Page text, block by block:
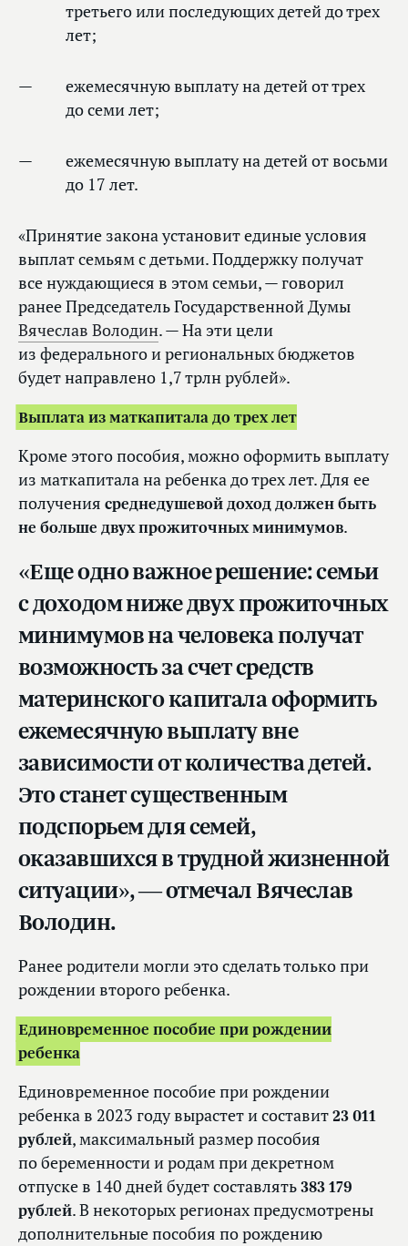
третьего или последующих детей до трех
лет;
ежемесячную выплату на детей от трех
до семи лет;
ежемесячную выплату на детей от восьми
до 17 лет.
«Принятие закона установит единые условия
выплат семьям с детьми. Поддержку получат
все нуждающиеся в этом семьи, — говорил
ранее Председатель Государственной Думы
Вячеслав Володин. — На эти цели
из федерального и региональных бюджетов
будет направлено 1,7 трлн рублей».
Выплата из маткапитала до трех лет
Кроме этого пособия, можно оформить выплату
из маткапитала на ребенка до трех лет. Для ее
получения среднедушевой доход должен быть
не больше двух прожиточных минимумов.
«Еще одно важное решение: семьи
с доходом ниже двух прожиточных
минимумов на человека получат
возможность за счет средств
материнского капитала оформить
ежемесячную выплату вне
зависимости от количества детей.
Это станет существенным
подспорьем для семей,
оказавшихся в трудной жизненной
ситуации», — отмечал Вячеслав
Володин.
Ранее родители могли это сделать только при
рождении второго ребенка.
Единовременное пособие при рождении
ребенка
Единовременное пособие при рождении
ребенка в 2023 году вырастет и составит23 011
рублей, максимальный размер пособия
по беременности и родам при декретном
отпуске в 140 дней будет составлять383 179
рублей. В некоторых регионах предусмотрены
дополнительные пособия по рождению